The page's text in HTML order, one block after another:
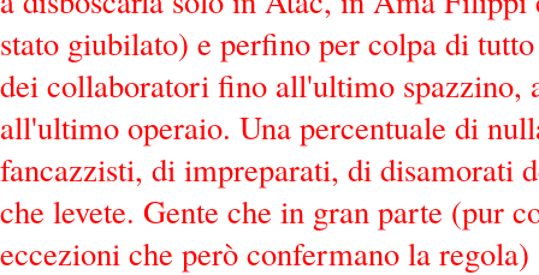
stato giubilato) e perfino per colpa di
dei collaboratori fino all'ultimo spazzino,
all'ultimo operaio. Una percentuale di
fancazzisti, di impreparati, di disamorati
che levete. Gente che in gran parte (pur
eccezioni che però confermano la